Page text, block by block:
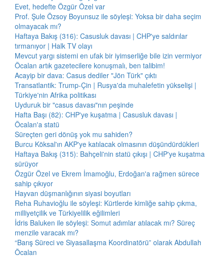
Evet, hedefte Özgür Özel var
Prof. Şule Özsoy Boyunsuz ile söyleşi: Yoksa bir daha seçim
olmayacak mı?
Haftaya Bakış (316): Casusluk davası | CHP'ye saldırılar
tırmanıyor | Halk TV olayı
Mevcut yargı sistemi en ufak bir iyimserliğe bile izin vermiyor
Öcalan artık gazetecilere konuşmalı, ben talibim!
Acayip bir dava: Casus dediler "Jön Türk" çıktı
Transatlantik: Trump-Çin | Rusya'da muhalefetin yükselişi |
Türkiye'nin Afrika politikası
Uyduruk bir "casus davası"nın peşinde
Hafta Başı (82): CHP'ye kuşatma | Casusluk davası |
Öcalan'a statü
Süreçten geri dönüş yok mu sahiden?
Burcu Köksal'ın AKP'ye katılacak olmasının düşündürdükleri
Haftaya Bakış (315): Bahçeli'nin statü çıkışı | CHP'ye kuşatma
sürüyor
Özgür Özel ve Ekrem İmamoğlu, Erdoğan'a rağmen sürece
sahip çıkıyor
Hayvan düşmanlığının siyasi boyutları
Reha Ruhavioğlu ile söyleşi: Kürtlerde kimliğe sahip çıkma,
milliyetçilik ve Türkiyelilik eğilimleri
İdris Baluken ile söyleşi: Somut adımlar atılacak mı? Süreç
menzile varacak mı?
“Barış Süreci ve Siyasallaşma Koordinatörü” olarak Abdullah
Öcalan